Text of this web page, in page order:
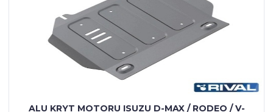
ALU KRYT MOTORU ISUZU D-MAX / RODEO / V-